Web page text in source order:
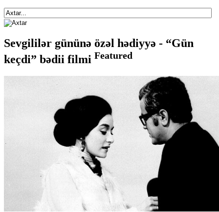
Sevgililər gününə özəl hədiyyə - “Gün
keçdi” bədii filmi Featured